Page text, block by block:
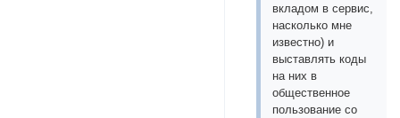
вкладом в сервис,
насколько мне
известно) и
выставлять коды
на них в
общественное
пользование со